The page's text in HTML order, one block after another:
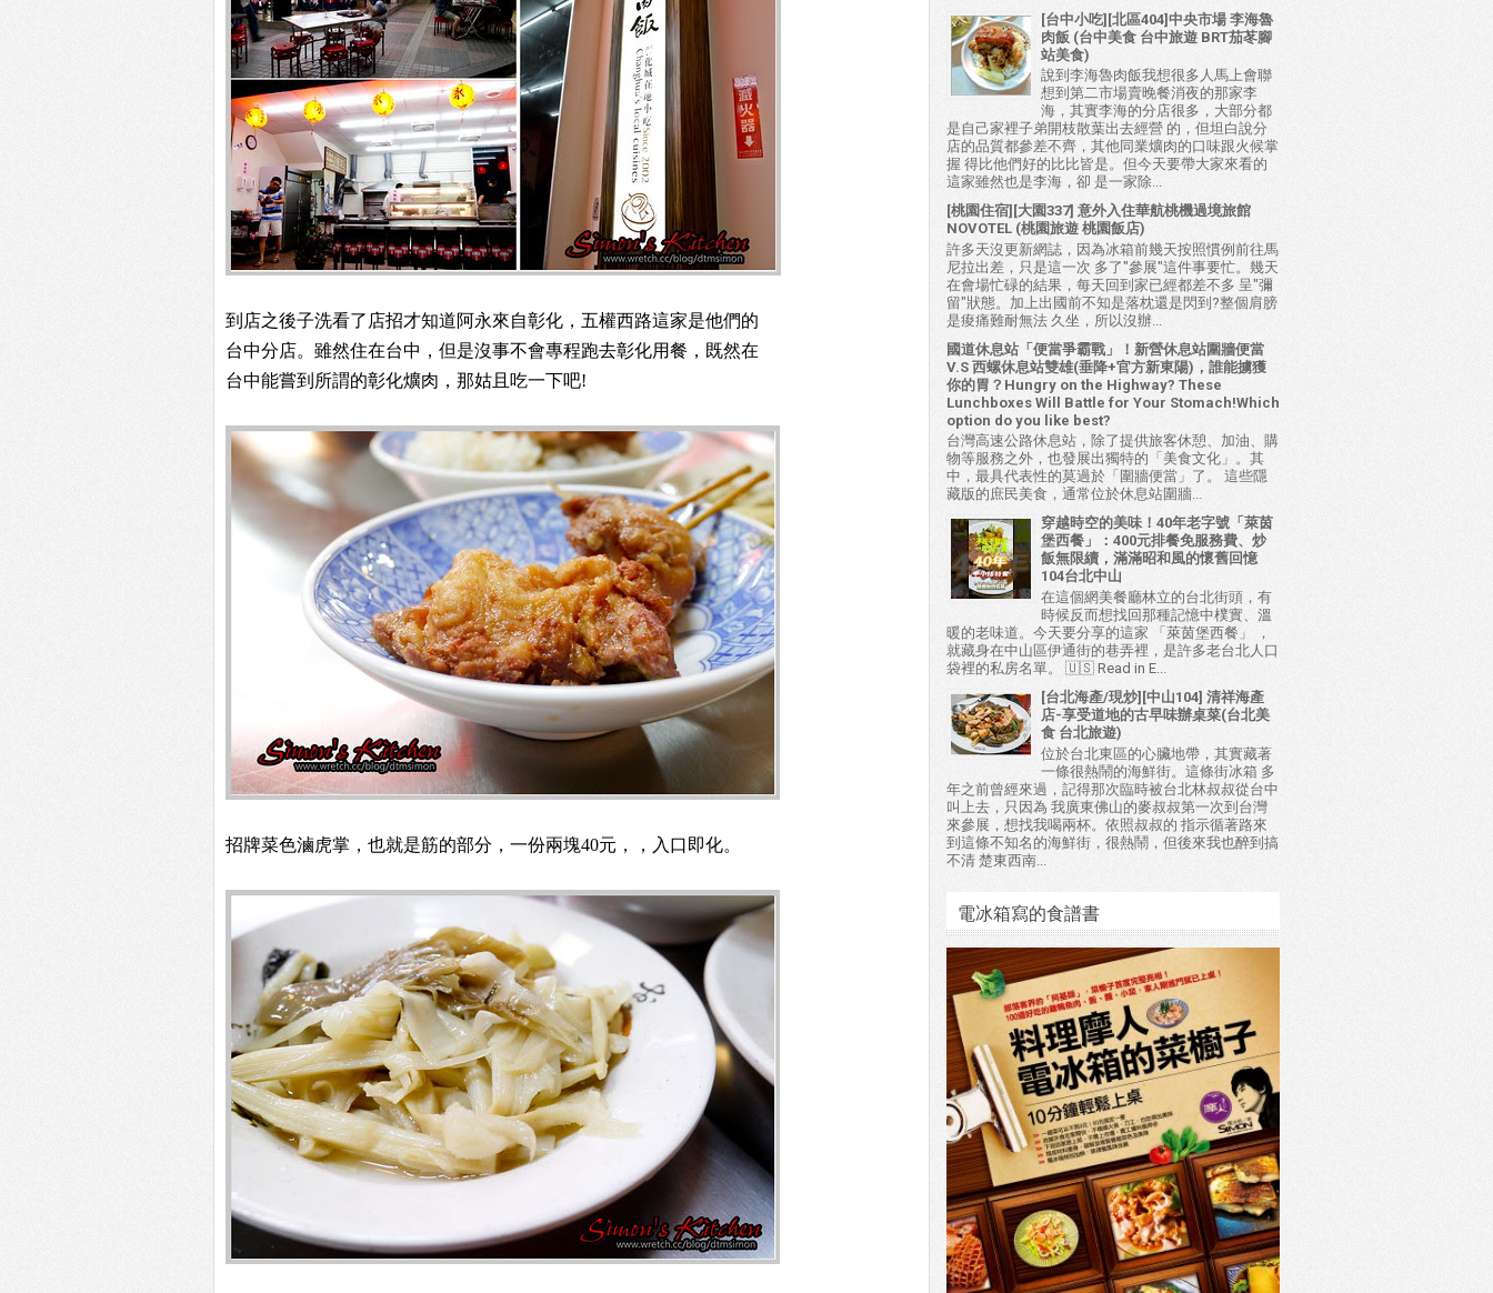
到店之後子洗看了店招才知道阿永來自彰化，五權西路這家是他們的
台中分店。雖然住在台中，但是沒事不會專程跑去彰化用餐，既然在
台中能嘗到所謂的彰化爌肉，那姑且吃一下吧!
招牌菜色滷虎掌，也就是筋的部分，一份兩塊40元，，入口即化。
[台中小吃][北區404]中央市場 李海魯
肉飯 (台中美食 台中旅遊 BRT茄苳腳
站美食)
說到李海魯肉飯我想很多人馬上會聯
想到第二市場賣晚餐消夜的那家李
海，其實李海的分店很多，大部分都
是自己家裡子弟開枝散葉出去經營 的，但坦白說分
店的品質都參差不齊，其他同業爌肉的口味跟火候掌
握 得比他們好的比比皆是。但今天要帶大家來看的
這家雖然也是李海，卻 是一家除...
[桃園住宿][大園337] 意外入住華航桃機過境旅館
NOVOTEL (桃園旅遊 桃園飯店)
許多天沒更新網誌，因為冰箱前幾天按照慣例前往馬
尼拉出差，只是這一次 多了"參展"這件事要忙。幾天
在會場忙碌的結果，每天回到家已經都差不多 呈"彌
留"狀態。加上出國前不知是落枕還是閃到?整個肩膀
是痠痛難耐無法 久坐，所以沒辦...
國道休息站「便當爭霸戰」！新營休息站圍牆便當
V.S 西螺休息站雙雄(垂降+官方新東陽)，誰能擄獲
你的胃？Hungry on the Highway? These
Lunchboxes Will Battle for Your Stomach!Which
option do you like best?
台灣高速公路休息站，除了提供旅客休憩、加油、購
物等服務之外，也發展出獨特的「美食文化」。其
中，最具代表性的莫過於「圍牆便當」了。 這些隱
藏版的庶民美食，通常位於休息站圍牆...
穿越時空的美味！40年老字號「萊茵
堡西餐」：400元排餐免服務費、炒
飯無限續，滿滿昭和風的懷舊回憶
104台北中山
在這個網美餐廳林立的台北街頭，有
時候反而想找回那種記憶中樸實、溫
暖的老味道。今天要分享的這家 「萊茵堡西餐」 ，
就藏身在中山區伊通街的巷弄裡，是許多老台北人口
袋裡的私房名單。 🇺🇸 Read in E...
[台北海產/現炒][中山104] 清祥海產
店-享受道地的古早味辦桌菜(台北美
食 台北旅遊)
位於台北東區的心臟地帶，其實藏著
一條很熱鬧的海鮮街。這條街冰箱 多
年之前曾經來過，記得那次臨時被台北林叔叔從台中
叫上去，只因為 我廣東佛山的麥叔叔第一次到台灣
來參展，想找我喝兩杯。依照叔叔的 指示循著路來
到這條不知名的海鮮街，很熱鬧，但後來我也醉到搞
不清 楚東西南...
電冰箱寫的食譜書